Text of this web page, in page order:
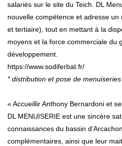
salariés sur le site du Teich. DL
nouvelle compétence et adresse
et tertiaire), tout en mettant à la
moyens et la force commerciale du
développement.
https://www.sodiferbat.fr/
* distribution et pose de
« Accueillir Anthony Bernardoni et
DL MENUISERIE est une sincère
connaissances du bassin
complémentaires, ainsi que leur